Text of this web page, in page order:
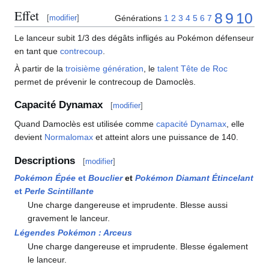
Effet [modifier] Générations 1 2 3 4 5 6 7 8 9 10
Le lanceur subit 1/3 des dégâts infligés au Pokémon défenseur
en tant que contrecoup
À partir de la troisième génération , le talent Tête de Roc
permet de prévenir le contrecoup de Damoclès.
Capacité Dynamax [modifier]
Quand Damoclès est utilisée comme capacité Dynamax, elle
devient Normalomax et atteint alors une puissance de 140.
Descriptions [modifier]
Pokémon Épée et Bouclieret Pokémon Diamant Étincelant
et Perle Scintillante
Une charge dangereuse et imprudente. Blesse aussi
gravement le lanceur.
Légendes Pokémon : Arceus
Une charge dangereuse et imprudente. Blesse également
le lanceur.